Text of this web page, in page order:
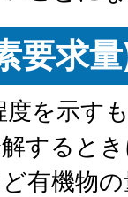
要求
を示す
すると
有機物